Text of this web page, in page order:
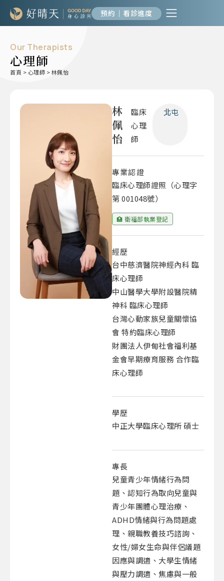
預約｜看診進度
Our Therapists
心理師
首頁 >心理師 >林佩怡
林
佩
怡
臨床
心理
師
北屯
專業認證
臨床心理師證照（心理字
第 001048號）
🏥 衛福部執業登記
經歷
台中慈濟醫院神經內科 臨
床心理師
中山醫學大學附設醫院精
神科 臨床心理師
台灣心動家族兒童關懷協
會 特約臨床心理師
財團法人伊甸社會福利基
金會早期療育服務 合作臨
床心理師
學歷
中正大學臨床心理所 碩士
專長
兒童青少年情緒行為問
題、認知行為取向兒童與
青少年團體心理治療、
ADHD情緒與行為問題處
理、親職教養技巧諮詢、
女性/婦女生命與伴侶議題
因應與調適、大學生情緒
與壓力調適、焦慮與一般